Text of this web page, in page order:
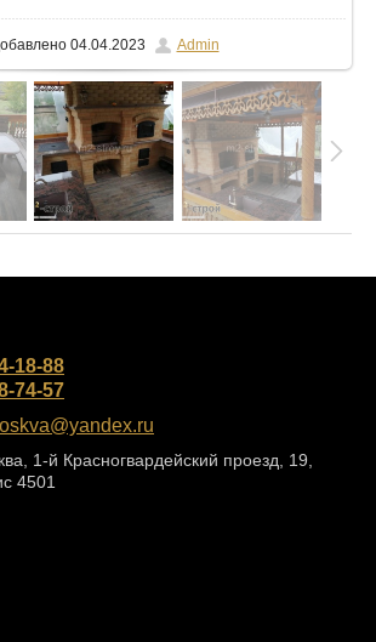
04.04.2023 Admin
18-88
74-57
1-й Красногвардейский проезд, 19,
4501